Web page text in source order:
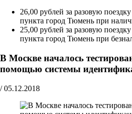
26,00 рублей за разовую
пункта город Тюмень при
25,00 рублей за разовую
пункта город Тюмень при
В Москве началось
помощью системы
/ 05.12.2018